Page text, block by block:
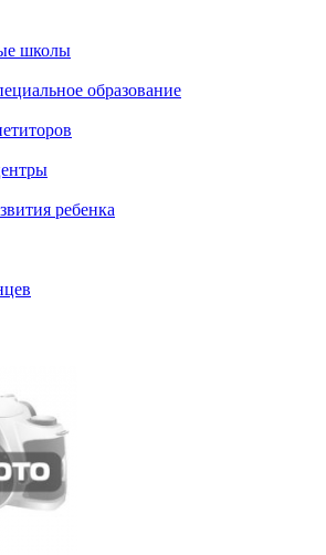
школы
образование
ребенка